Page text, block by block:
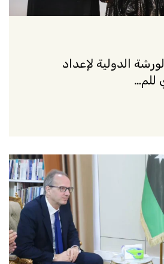
الدولية لإعداد
للم…